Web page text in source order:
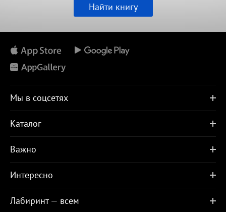
Найти книгу
Мы в соцсетях
Каталог
Важно
Интересно
Лабиринт — всем